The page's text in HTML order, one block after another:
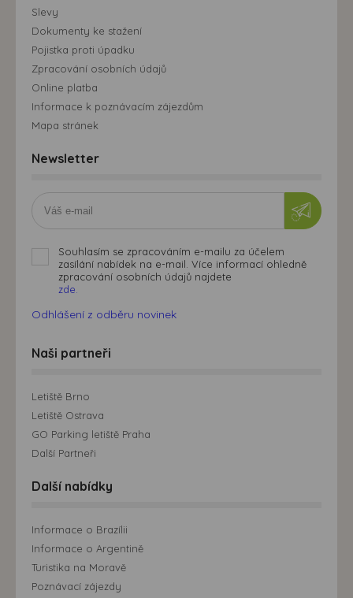
Slevy
Dokumenty ke stažení
Pojistka proti úpadku
Zpracování osobních údajů
Online platba
Informace k poznávacím zájezdům
Mapa stránek
Newsletter
Souhlasím se zpracováním e-mailu za účelem
zasílání nabídek na e-mail. Více informací ohledně
zpracování osobních údajů najdete
zde.
Odhlášení z odběru novinek
Naši partneři
Letiště Brno
Letiště Ostrava
GO Parking letiště Praha
Další Partneři
Další nabídky
Informace o Brazílii
Informace o Argentině
Turistika na Moravě
Poznávací zájezdy